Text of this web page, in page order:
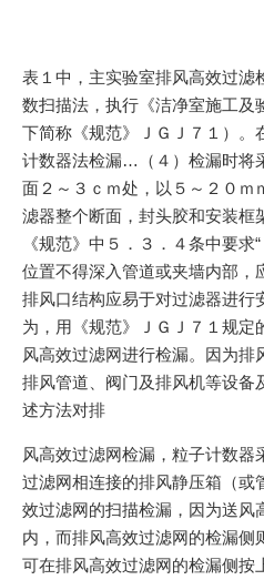
表１中，主实验室排风高效过滤
数扫描法，执行《洁净室施工及
下简称《规范》ＪＧＪ７１）。
计数器法检漏…（４）检漏时将
面２～３ｃｍ处，以５～２０ｍ
滤器整个断面，封头胶和安装框
《规范》中５．３．４条中要
位置不得深入管道或夹墙内部，
排风口结构应易于对过滤器进行
为，用《规范》ＪＧＪ７１规定
风高效过滤网进行检漏。因为
排风管道、阀门及排风机等设备
述方法对排
风高效过滤网检漏，粒子计数器
过滤网相连接的排风静压箱（或
效过滤网的扫描检漏，因为送风
内，而排风高效过滤网的检漏侧
可在排风高效过滤网的检漏侧按